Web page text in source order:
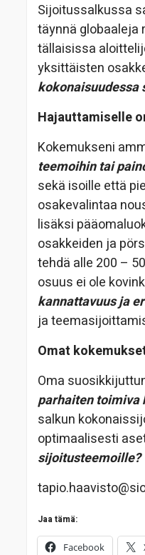
Sijoitussalkussa
täynnä globaaleja
tällaisissa
yksittäisten
kokonaisuudessa
Hajauttamiselle
Kokemukseni
teemoihin tai
sekä isoille että
osakevalintaa
lisäksi
osakkeiden ja
tehdä alle 200 –
osuus ei ole
kannattavuus ja
ja
Omat
Oma
parhaiten
salkun
optimaalisesti
sijoitusteemoille?
Jaa tämä:
Facebook